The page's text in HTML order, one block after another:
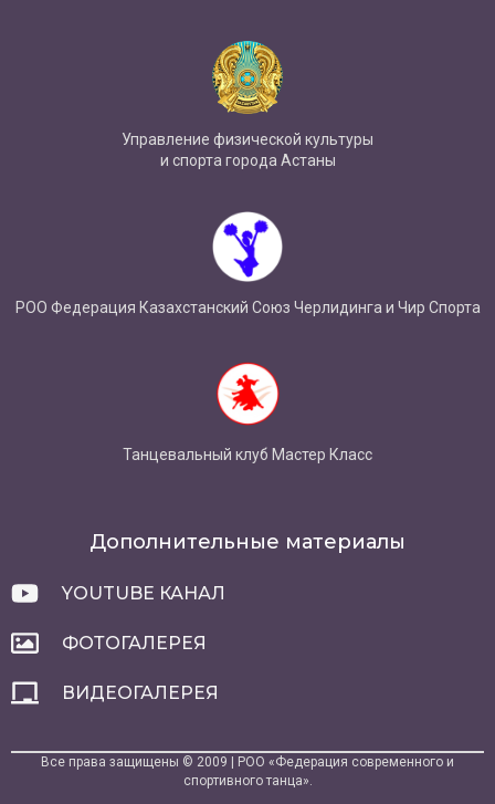
Управление физической культуры
и спорта города Астаны
РОО Федерация Казахстанский Союз Черлидинга и Чир Спорта
Танцевальный клуб Мастер Класс
Дополнительные материалы
YOUTUBE КАНАЛ
ФОТОГАЛЕРЕЯ
ВИДЕОГАЛЕРЕЯ
Все права защищены © 2009 | РОО «Федерация современного и
спортивного танца».